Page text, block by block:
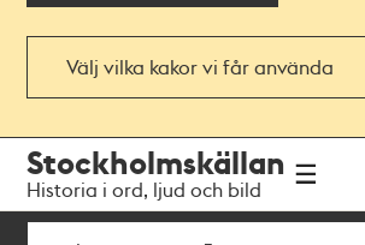
Välj vilka kakor vi får använda
navigationen
huvudinnehållet
Stockholmskällan
Historia i ord, ljud och bild
Sök